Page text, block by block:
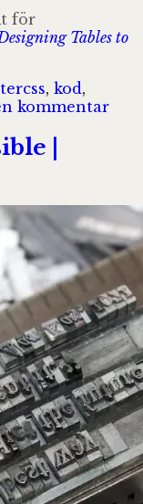
för
Tables to
Taggar
css, kod,
kommentartill
Not
At
|
A
List
A
Part
|